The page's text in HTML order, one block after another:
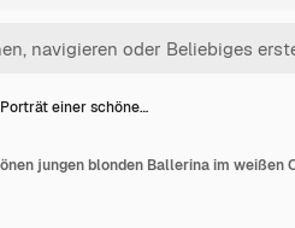
Porträt einer schöne…